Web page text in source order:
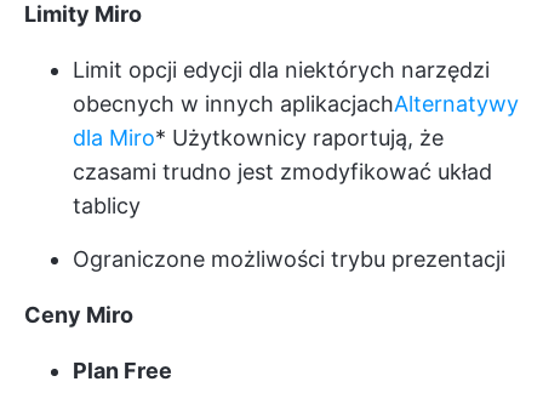
Limity Miro
Limit opcji edycji dla niektórych narzędzi
obecnych w innych aplikacjachAlternatywy
dla Miro* Użytkownicy raportują, że
czasami trudno jest zmodyfikować układ
tablicy
Ograniczone możliwości trybu prezentacji
Ceny Miro
Plan Free